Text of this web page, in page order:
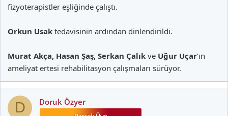
fizyoterapistler eşliğinde çalıştı.
Orkun Usak tedavisinin ardından dinlendirildi.
Murat Akça, Hasan Şaş, Serkan Çalık ve Uğur Uçar’ın
ameliyat ertesi rehabilitasyon çalışmaları sürüyor.
D Doruk Özyer